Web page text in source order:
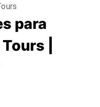
para
|